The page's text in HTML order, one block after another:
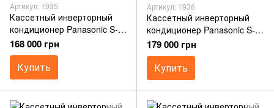
Артикул: 1935
Кассетный инверторный
кондиционер Panasonic S-
71PU2E5B/U- 71PZH2E5/CZ-
KPU3A/CZ-RTC5B
168 000 грн
Купить
Артикул: 1936
Кассетный инверторный
кондиционер Panasonic S-
71PU2E5B/U- 71PZH2E8/CZ-
KPU3A/CZ-RTC5B
179 000 грн
Купить